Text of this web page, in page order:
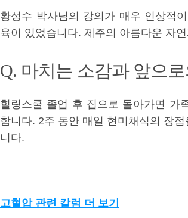
황성수 박사님의 강의가 매우 인상적
육이 있었습니다. 제주의 아름다운 자
Q. 마치는 소감과 앞으
힐링스쿨 졸업 후 집으로 돌아가면 가
합니다. 2주 동안 매일 현미채식의 장
니다.
고혈압 관련 칼럼 더 보기